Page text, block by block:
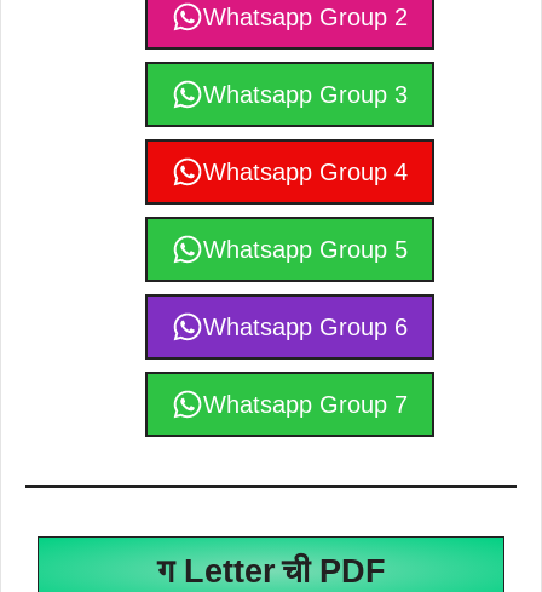
Whatsapp Group 2
Whatsapp Group 3
Whatsapp Group 4
Whatsapp Group 5
Whatsapp Group 6
Whatsapp Group 7
ग Letterची PDF